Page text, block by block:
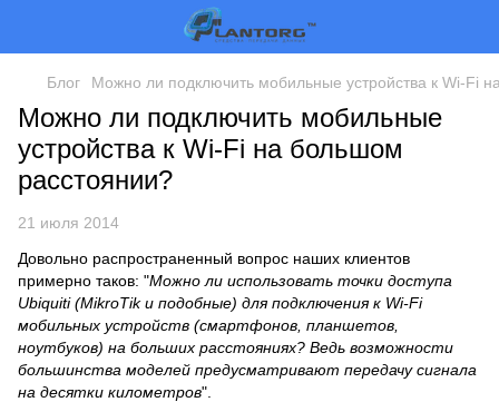
Блог Можно ли подключить мобильные устройства к Wi-Fi
Можно ли подключить мобильные
устройства к Wi-Fi на большом
расстоянии?
21 июля 2014
Довольно распространенный вопрос наших клиентов
примерно таков: "Можно ли использовать точки доступа
Ubiquiti (MikroTik и подобные) для подключения к Wi-Fi
мобильных устройств (смартфонов, планшетов,
ноутбуков) на больших расстояниях? Ведь возможности
большинства моделей предусматривают передачу сигнала
на десятки километров".